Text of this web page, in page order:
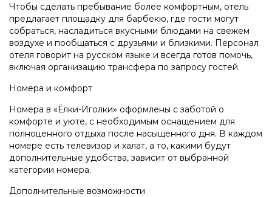
Чтобы сделать пребывание более комфортным, отель
предлагает площадку для барбекю, где гости могут
собраться, насладиться вкусными блюдами на свежем
воздухе и пообщаться с друзьями и близкими. Персонал
отеля говорит на русском языке и всегда готов помочь,
включая организацию трансфера по запросу гостей.
Номера и комфорт
Номера в «Ёлки-Иголки» оформлены с заботой о
комфорте и уюте, с необходимым оснащением для
полноценного отдыха после насыщенного дня. В каждом
номере есть телевизор и халат, а то, какими будут
дополнительные удобства, зависит от выбранной
категории номера.
Дополнительные возможности